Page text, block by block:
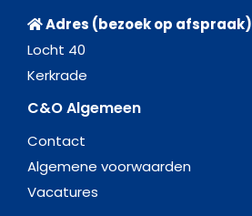
Adres (bezoek op afspraak)
Locht 40
Kerkrade
C&O Algemeen
Contact
Algemene voorwaarden
Vacatures